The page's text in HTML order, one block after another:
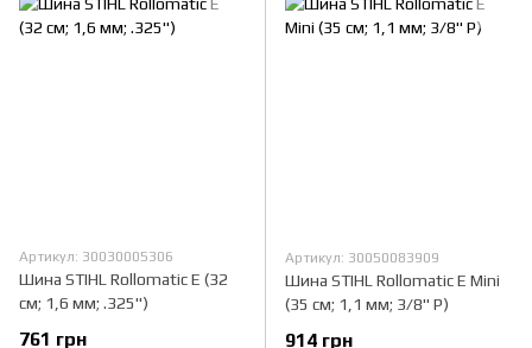
Артикул: 30030005306
Шина STIHL Rollomatic Е (32
см; 1,6 мм; .325")
761 грн
Артикул: 30050083909
Шина STIHL Rollomatic E Mini
(35 см; 1,1 мм; 3/8" Р)
914 грн